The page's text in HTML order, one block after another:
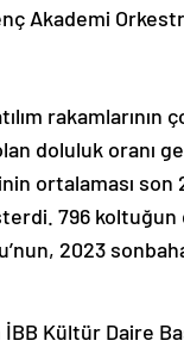
Akademi
rakamlarının
doluluk oranı
ortalaması son
796 koltuğun
2023
Kültür Daire